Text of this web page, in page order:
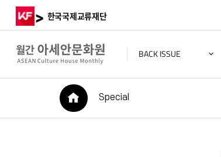
> 한국국제교류재단
BACK ISSUE
HOME
Special